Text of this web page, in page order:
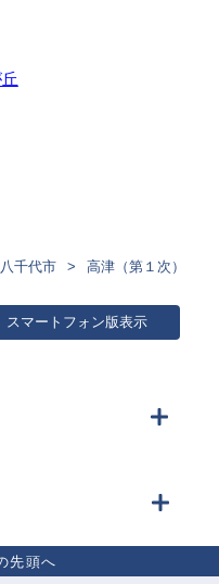
八千代市 高津（第１次）
スマートフォン版表示
先頭へ